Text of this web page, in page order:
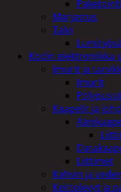
Paketointi
Marjastus
Talvi
Kodin elektroniikka
Imurit ja
Imurit
Kaapelit ja
Liittimet
Kahvin ja
Keittolevyt ja